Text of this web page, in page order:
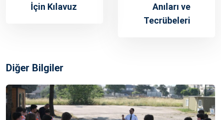
İçin Kılavuz
Anıları ve
Tecrübeleri
Diğer Bilgiler